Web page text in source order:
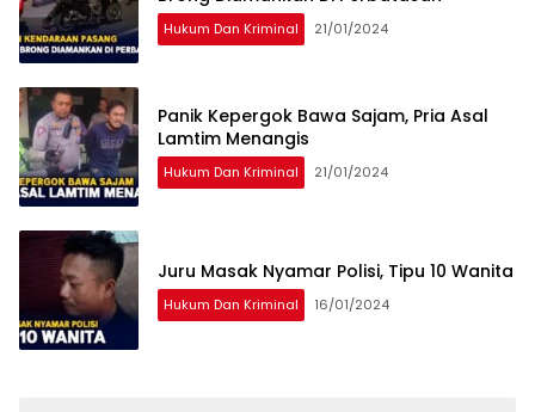
Hukum Dan Kriminal 21/01/2024
Panik Kepergok Bawa Sajam, Pria Asal
Lamtim Menangis
Hukum Dan Kriminal 21/01/2024
Juru Masak Nyamar Polisi, Tipu 10 Wanita
Hukum Dan Kriminal 16/01/2024